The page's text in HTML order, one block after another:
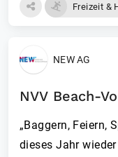
Freizeit &
NEW AG
NVV Beach-
„Baggern, Feiern,
dieses Jahr